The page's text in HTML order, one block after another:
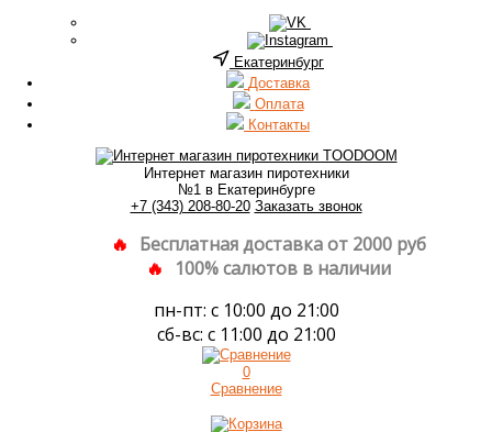
Екатеринбург
Доставка
Оплата
Контакты
Интернет магазин пиротехники
№1 в Екатеринбурге
+7 (343) 208-80-20 Заказать звонок
Бесплатная доставка от 2000 руб
100% салютов в наличии
пн-пт: с 10:00 до 21:00
сб-вс: с 11:00 до 21:00
0
Сравнение